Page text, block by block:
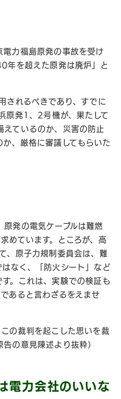
電力福島原発の事故を受け
年を超えた原発は廃炉」と
されるべきであり、すでに
原発1、2号機が、果たして
えているのか、災害の防止
か、厳格に審議してもらいた
原発の電気ケーブルは難燃
めています。ところが、高
、原子力規制委員会は、難
なく、「防火シート」など
。これは、実験での検証も
あると言わざるをえませ
の裁判を起こした思いを裁
の意見陳述より抜粋）
電力会社のいいな